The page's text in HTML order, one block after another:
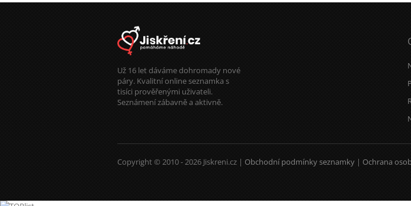
Už 16 let dáváme dohromady nové
páry. Kvalitní online seznamka s
tisíci prověřenými uživateli.
Seznámení zábavně a aktivně.
Copyright © 2010 - 2026 Jiskreni.cz | Obchodní podmínky seznamky | Ochrana